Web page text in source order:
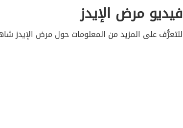
فيديو مرض الإيدز
للتعرُّف على المزيد من المعلومات حول مرض الإيدز